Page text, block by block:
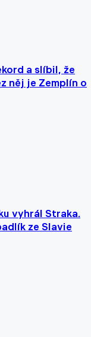
a slíbil, že
něj je Zemplín o
vyhrál Straka.
ze Slavie